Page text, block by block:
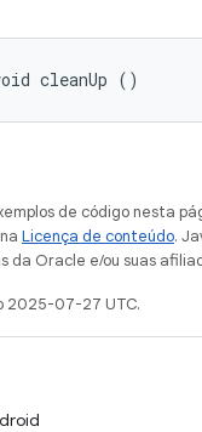
cleanUp ()
de código nesta
Licença de conteúdo.
da Oracle e/ou suas
2025-07-27 UTC.